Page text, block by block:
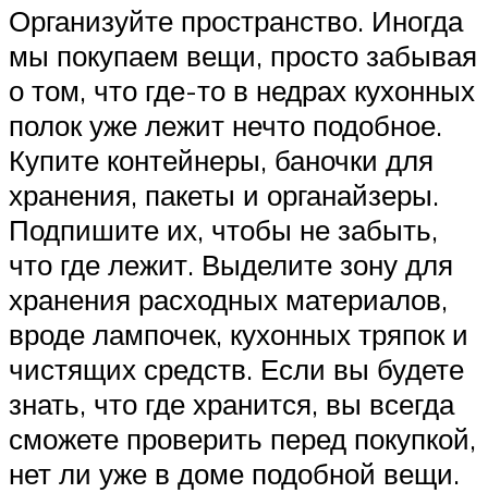
Организуйте пространство. Иногда
мы покупаем вещи, просто забывая
о том, что где-то в недрах кухонных
полок уже лежит нечто подобное.
Купите контейнеры, баночки для
хранения, пакеты и органайзеры.
Подпишите их, чтобы не забыть,
что где лежит. Выделите зону для
хранения расходных материалов,
вроде лампочек, кухонных тряпок и
чистящих средств. Если вы будете
знать, что где хранится, вы всегда
сможете проверить перед покупкой,
нет ли уже в доме подобной вещи.